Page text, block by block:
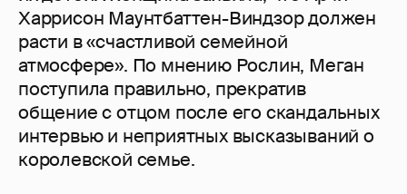
Харрисон Маунтбаттен-Виндзор должен
расти в «счастливой семейной
атмосфере». По мнению Рослин, Меган
поступила правильно, прекратив
общение с отцом после его скандальных
интервью и неприятных высказываний о
королевской семье.